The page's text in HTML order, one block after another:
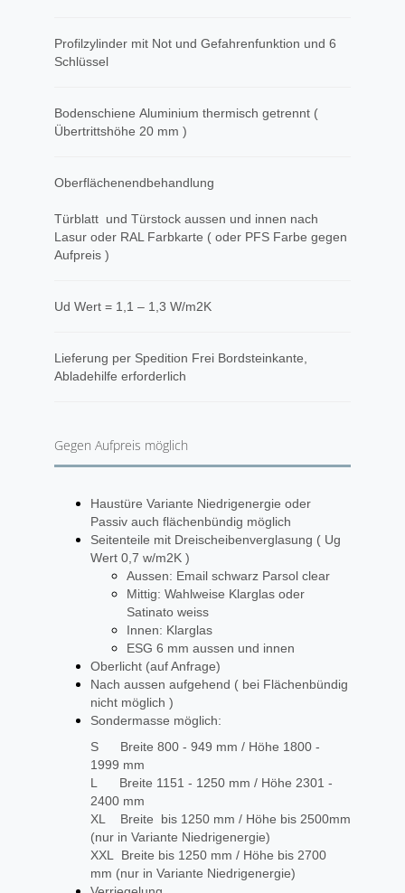
Profilzylinder mit Not und Gefahrenfunktion und 6
Schlüssel
Bodenschiene Aluminium thermisch getrennt (
Übertrittshöhe 20 mm )
Oberflächenendbehandlung
Türblatt und Türstock aussen und innen nach
Lasur oder RAL Farbkarte ( oder PFS Farbe gegen
Aufpreis )
Ud Wert = 1,1 – 1,3 W/m2K
​Lieferung per Spedition Frei Bordsteinkante,
Abladehilfe erforderlich
Gegen Aufpreis möglich
Haustüre Variante Niedrigenergie oder
Passiv auch flächenbündig möglich
Seitenteile mit Dreischeibenverglasung ( Ug
Wert 0,7 w/m2K )
Aussen: Email schwarz Parsol clear
Mittig: Wahlweise Klarglas oder
Satinato weiss
Innen: Klarglas
ESG 6 mm aussen und innen
Oberlicht (auf Anfrage)
Nach aussen aufgehend ( bei Flächenbündig
nicht möglich )
Sondermasse möglich:
S Breite 800 - 949 mm / Höhe 1800 -
1999 mm
L Breite 1151 - 1250 mm / Höhe 2301 -
2400 mm
XL Breite bis 1250 mm / Höhe bis 2500mm
(nur in Variante Niedrigenergie)
XXL Breite bis 1250 mm / Höhe bis 2700
mm (nur in Variante Niedrigenergie)